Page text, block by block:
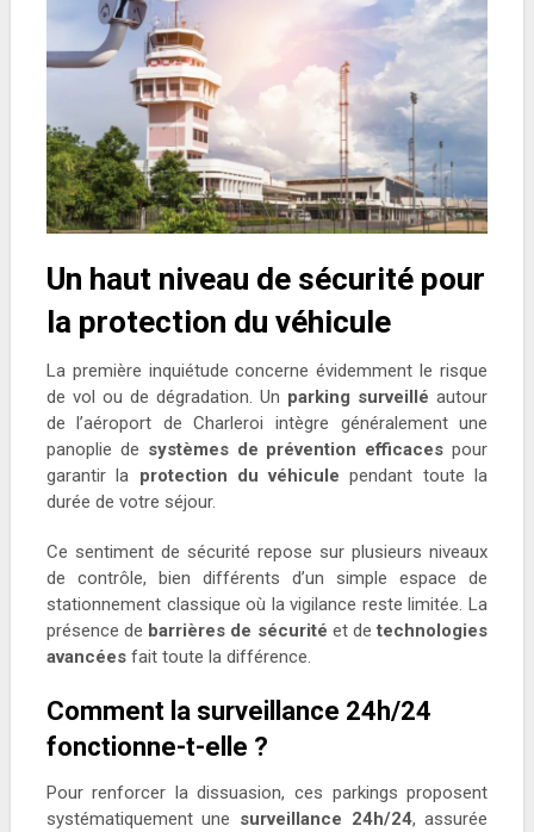
Un haut niveau de sécurité pour
la protection du véhicule
La première inquiétude concerne évidemment le risque
de vol ou de dégradation. Un parking surveillé autour
de l’aéroport de Charleroi intègre généralement une
panoplie de systèmes de prévention efficaces pour
garantir la protection du véhicule pendant toute la
durée de votre séjour.
Ce sentiment de sécurité repose sur plusieurs niveaux
de contrôle, bien différents d’un simple espace de
stationnement classique où la vigilance reste limitée. La
présence de barrières de sécurité et detechnologies
avancéesfait toute la différence.
Comment la surveillance 24h/24
fonctionne-t-elle ?
Pour renforcer la dissuasion, ces parkings proposent
systématiquement une surveillance 24h/24, assurée